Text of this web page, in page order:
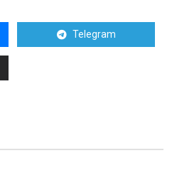
Telegram